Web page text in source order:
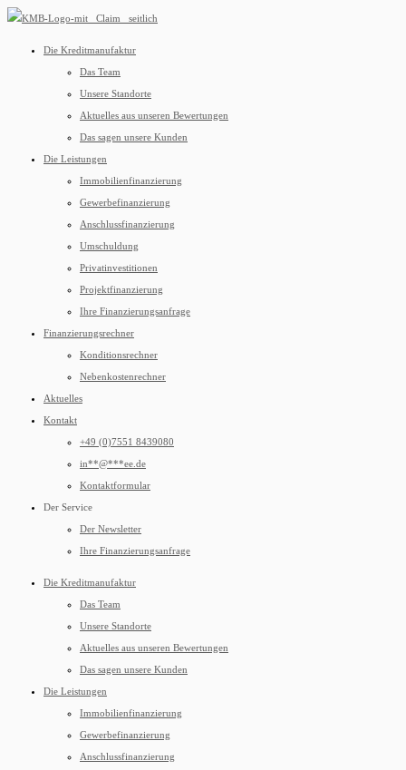
Die Kreditmanufaktur
Das Team
Unsere Standorte
Aktuelles aus unseren Bewertungen
Das sagen unsere Kunden
Die Leistungen
Immobilienfinanzierung
Gewerbefinanzierung
Anschlussfinanzierung
Umschuldung
Privatinvestitionen
Projektfinanzierung
Ihre Finanzierungsanfrage
Finanzierungsrechner
Konditionsrechner
Nebenkostenrechner
Aktuelles
Kontakt
+49 (0)7551 8439080
in**@***ee.de
Kontaktformular
Der Service
Der Newsletter
Ihre Finanzierungsanfrage
Die Kreditmanufaktur
Das Team
Unsere Standorte
Aktuelles aus unseren Bewertungen
Das sagen unsere Kunden
Die Leistungen
Immobilienfinanzierung
Gewerbefinanzierung
Anschlussfinanzierung